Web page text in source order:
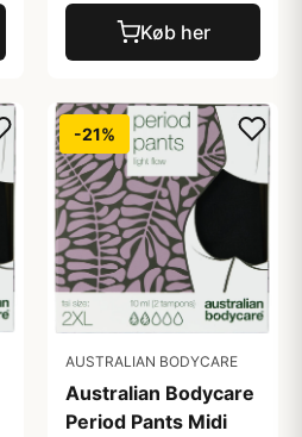
Køb her
-21%
AUSTRALIAN BODYCARE
Australian Bodycare
Period Pants Midi